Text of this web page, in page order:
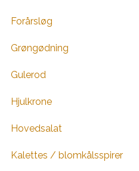
Forårsløg
Grøngødning
Gulerod
Hjulkrone
Hovedsalat
Kalettes / blomkålsspirer